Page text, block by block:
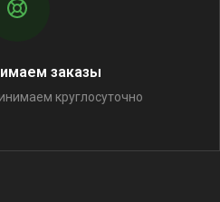
заказы
круглосуточно